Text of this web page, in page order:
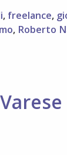
, freelance,
, Roberto